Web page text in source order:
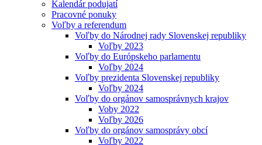
Kalendár podujatí
Pracovné ponuky
Voľby a referendum
Voľby do Národnej rady Slovenskej republiky
Voľby 2023
Voľby do Európskeho parlamentu
Voľby 2024
Voľby prezidenta Slovenskej republiky
Voľby 2024
Voľby do orgánov samosprávnych krajov
Voby 2022
Voľby 2026
Voľby do orgánov samosprávy obcí
Voľby 2022